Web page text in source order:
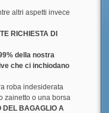
altri aspetti invece
RICHIESTA DI
della nostra
che ci inchiodano
roba indesiderata
zainetto o una borsa
DEL BAGAGLIO A